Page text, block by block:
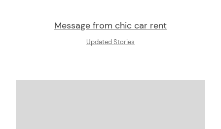
Message from chic car rent
Updated Stories